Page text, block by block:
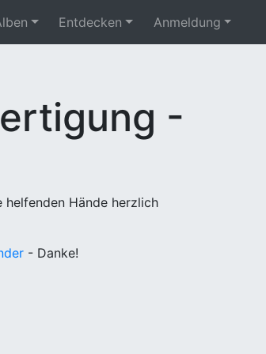
Entdecken Anmeldung
-
helfenden Hände herzlich
- Danke!